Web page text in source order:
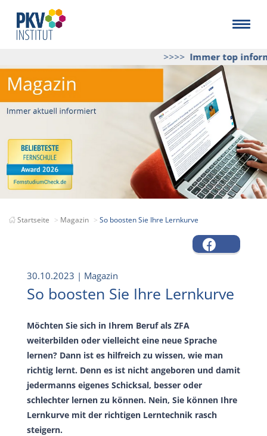
>>>>Immer top
Startseite Magazin So boosten Sie Ihre Lernkurve
30.10.2023 | Magazin
So boosten Sie Ihre Lernkurve
Möchten Sie sich in Ihrem Beruf als ZFA
weiterbilden oder vielleicht eine neue Sprache
lernen? Dann ist es hilfreich zu wissen, wie man
richtig lernt. Denn es ist nicht angeboren und damit
jedermanns eigenes Schicksal, besser oder
schlechter lernen zu können. Nein, Sie können Ihre
Lernkurve mit der richtigen Lerntechnik rasch
steigern.